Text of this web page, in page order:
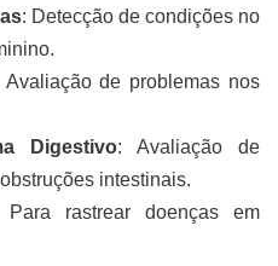
: Detecção de condições no
Avaliação de problemas nos
Digestivo: Avaliação de
intestinais.
rastrear doenças em